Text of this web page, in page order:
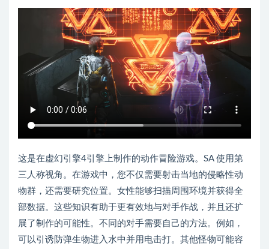
这是在虚幻引擎4引擎上制作的动作冒险游戏。SA 使用第
三人称视角。在游戏中，您不仅需要射击当地的侵略性动
物群，还需要研究位置。女性能够扫描周围环境并获得全
部数据。这些知识有助于更有效地与对手作战，并且还扩
展了制作的可能性。不同的对手需要自己的方法。例如，
可以引诱防弹生物进入水中并用电击打。其他怪物可能容